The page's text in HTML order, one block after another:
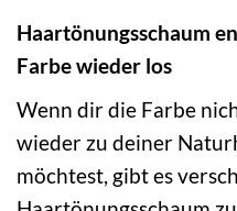
Haartönungsschaum
Farbe wieder los
Wenn dir die Farbe
wieder zu deiner
möchtest, gibt es